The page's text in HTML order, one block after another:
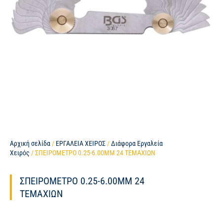
Αρχική σελίδα / ΕΡΓΑΛΕΙΑ ΧΕΙΡΟΣ /Διάφορα Εργαλεία
Χειρός / ΣΠΕΙΡΟΜΕΤΡΟ 0.25-6.00MM 24 ΤΕΜΑΧΙΩΝ
ΣΠΕΙΡΟΜΕΤΡΟ 0.25-6.00MM 24
ΤΕΜΑΧΙΩΝ